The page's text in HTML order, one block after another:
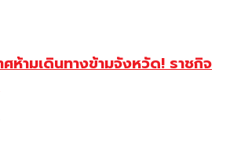
ศห้ามเดินทางข้ามจังหวัด! ราชกิจ